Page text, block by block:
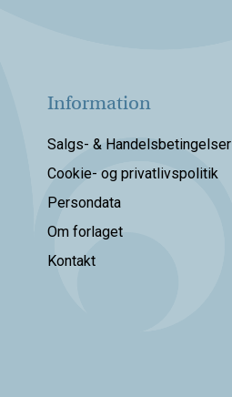
Information
Salgs- & Handelsbetingelser
Cookie- og privatlivspolitik
Persondata
Om forlaget
Kontakt